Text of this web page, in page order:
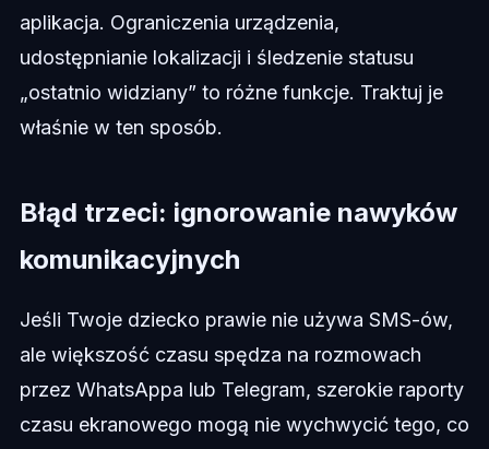
aplikacja. Ograniczenia urządzenia,
udostępnianie lokalizacji i śledzenie statusu
„ostatnio widziany” to różne funkcje. Traktuj je
właśnie w ten sposób.
Błąd trzeci: ignorowanie nawyków
komunikacyjnych
Jeśli Twoje dziecko prawie nie używa SMS-ów,
ale większość czasu spędza na rozmowach
przez WhatsAppa lub Telegram, szerokie raporty
czasu ekranowego mogą nie wychwycić tego, co